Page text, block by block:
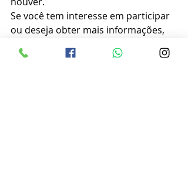
Se você tem interesse em participar
ou deseja obter mais informações,
por meio do link: